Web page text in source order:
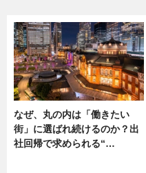
なぜ、丸の内は「働きたい
街」に選ばれ続けるのか？出
社回帰で求められる“…